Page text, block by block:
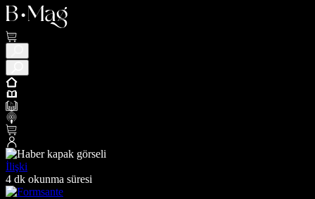
İlişki
4 dk okunma süresi